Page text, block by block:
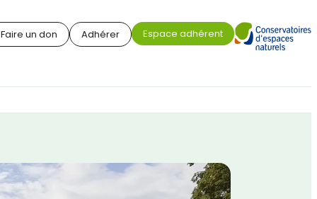
Faire un don Adhérer Espace adhérent